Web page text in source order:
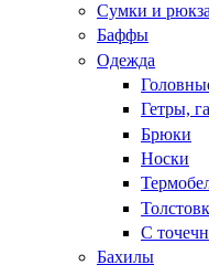
Сумки и
Баффы
Одежда
Гетры,
Брюки
Носки
С
Бахилы